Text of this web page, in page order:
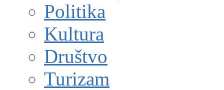
Politika
Kultura
Društvo
Turizam